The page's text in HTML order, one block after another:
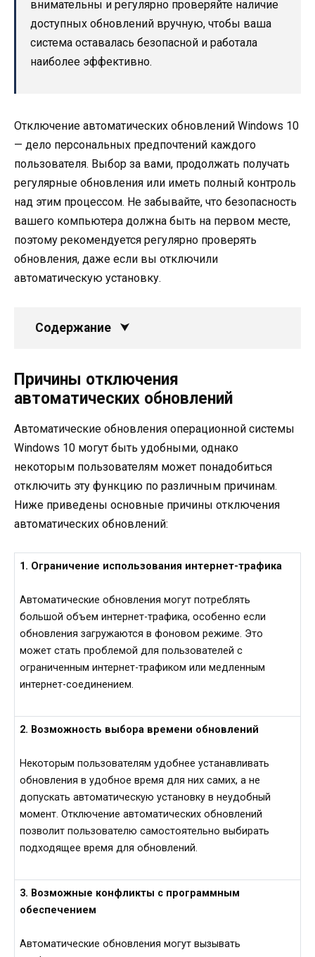
внимательны и регулярно проверяйте наличие
доступных обновлений вручную, чтобы ваша
система оставалась безопасной и работала
наиболее эффективно.
Отключение автоматических обновлений Windows 10
— дело персональных предпочтений каждого
пользователя. Выбор за вами, продолжать получать
регулярные обновления или иметь полный контроль
над этим процессом. Не забывайте, что безопасность
вашего компьютера должна быть на первом месте,
поэтому рекомендуется регулярно проверять
обновления, даже если вы отключили
автоматическую установку.
Содержание
Причины отключения
автоматических обновлений
Автоматические обновления операционной системы
Windows 10 могут быть удобными, однако
некоторым пользователям может понадобиться
отключить эту функцию по различным причинам.
Ниже приведены основные причины отключения
автоматических обновлений:
1. Ограничение использования интернет-трафика
Автоматические обновления могут потреблять
большой объем интернет-трафика, особенно если
обновления загружаются в фоновом режиме. Это
может стать проблемой для пользователей с
ограниченным интернет-трафиком или медленным
интернет-соединением.
2. Возможность выбора времени обновлений
Некоторым пользователям удобнее устанавливать
обновления в удобное время для них самих, а не
допускать автоматическую установку в неудобный
момент. Отключение автоматических обновлений
позволит пользователю самостоятельно выбирать
подходящее время для обновлений.
3. Возможные конфликты с программным
обеспечением
Автоматические обновления могут вызывать